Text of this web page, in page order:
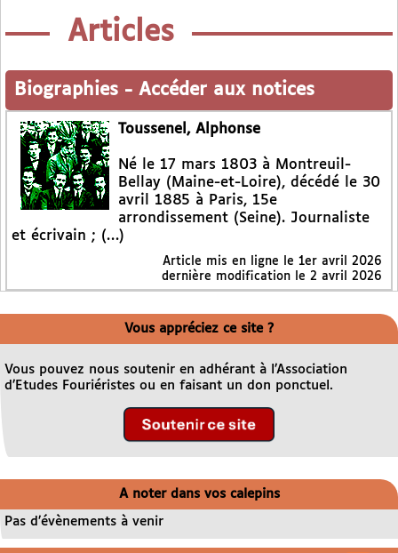
Articles
Biographies - Accéder aux notices
Toussenel, Alphonse
Né le 17 mars 1803 à Montreuil-
Bellay (Maine-et-Loire), décédé le 30
avril 1885 à Paris, 15e
arrondissement (Seine). Journaliste
et écrivain ; (…)
Article mis en ligne le 1er avril 2026
dernière modification le 2 avril 2026
Vous appréciez ce site ?
Vous pouvez nous soutenir en adhérant à l’Association
d’Etudes Fouriéristes ou en faisant un don ponctuel.
A noter dans vos calepins
Pas d’évènements à venir